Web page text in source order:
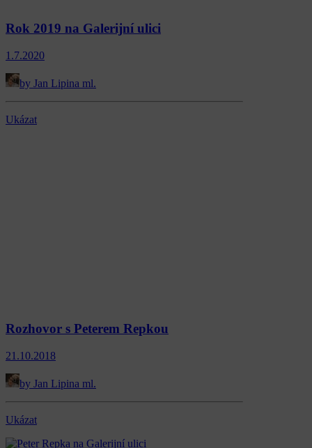
Rok 2019 na Galerijní ulici
1.7.2020
by Jan Lipina ml.
Ukázat
Rozhovor s Peterem Repkou
21.10.2018
by Jan Lipina ml.
Ukázat